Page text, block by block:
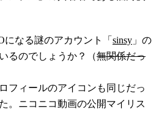
なる謎のアカウント「 sinsy 」の
るのでしょうか？（無関係だっ
フィールのアイコンも同じだっ
。ニコニコ動画の公開マイリス